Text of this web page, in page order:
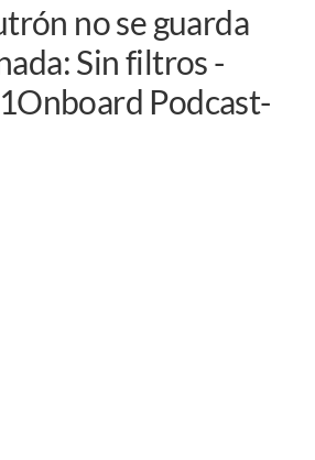
no se guarda
Sin filtros -
Podcast-